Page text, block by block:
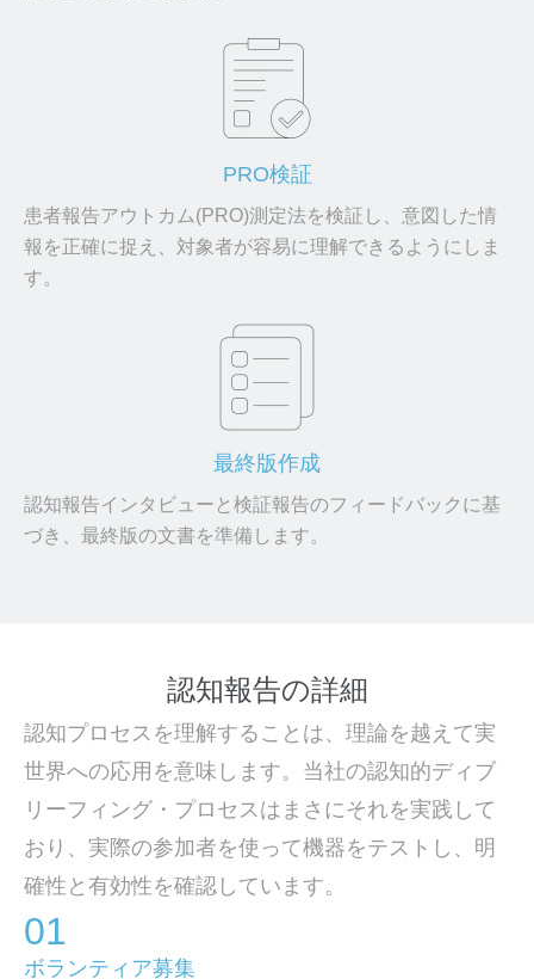
PRO検証
患者報告アウトカム(PRO)測定法を検証し、意図した情
報を正確に捉え、対象者が容易に理解できるようにしま
す。
最終版作成
認知報告インタビューと検証報告のフィードバックに基
づき、最終版の文書を準備します。
認知報告の詳細
認知プロセスを理解することは、理論を越えて実
世界への応用を意味します。当社の認知的ディブ
リーフィング・プロセスはまさにそれを実践して
おり、実際の参加者を使って機器をテストし、明
確性と有効性を確認しています。
01
ボランティア募集